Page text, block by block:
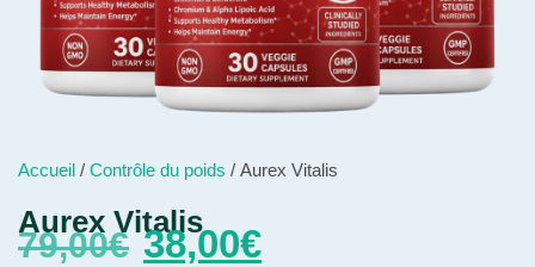
Accueil / Contrôle du poids / Aurex Vitalis
Aurex Vitalis
79,00€ 38,00€